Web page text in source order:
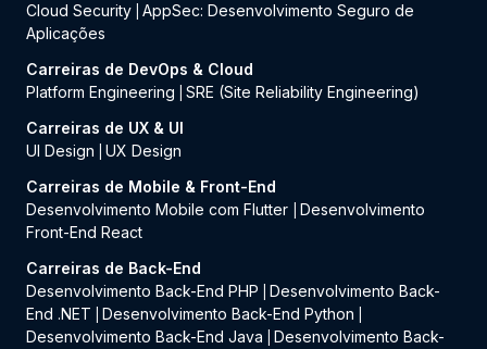
Cloud Security AppSec: Desenvolvimento Seguro de
Aplicações
Carreiras de DevOps & Cloud
Platform Engineering
SRE (Site Reliability Engineering)
Carreiras de UX & UI
UI Design
UX Design
Carreiras de Mobile & Front-End
Desenvolvimento Mobile com Flutter
Desenvolvimento
Front-End React
Carreiras de Back-End
Desenvolvimento Back-End PHP
Desenvolvimento Back-
End .NET
Desenvolvimento Back-End Python
Desenvolvimento Back-End Java
Desenvolvimento Back-